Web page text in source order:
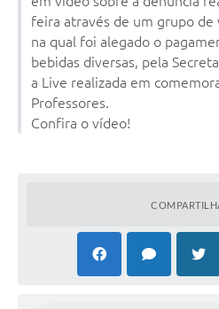
Arquivos para Download
Notícias
Turismo
Contas Públicas
Telefones Úteis
feira através de um grupo de
na qual foi alegado o
bebidas diversas, pela
a Live realizada em
Professores.
Confira o vídeo!